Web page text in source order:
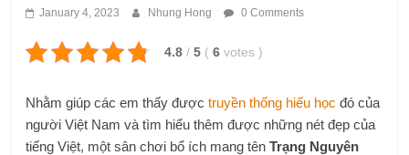
January 4, 2023 Nhung Hong 0 Comments
4.8 / 5 ( 6 votes)
Nhằm giúp các em thấy đượctruyền thống hiếu học đó của
người Việt Nam và tìm hiểu thêm được những nét đẹp của
tiếng Việt, một sân chơi bổ ích mang tênTrạng Nguyên